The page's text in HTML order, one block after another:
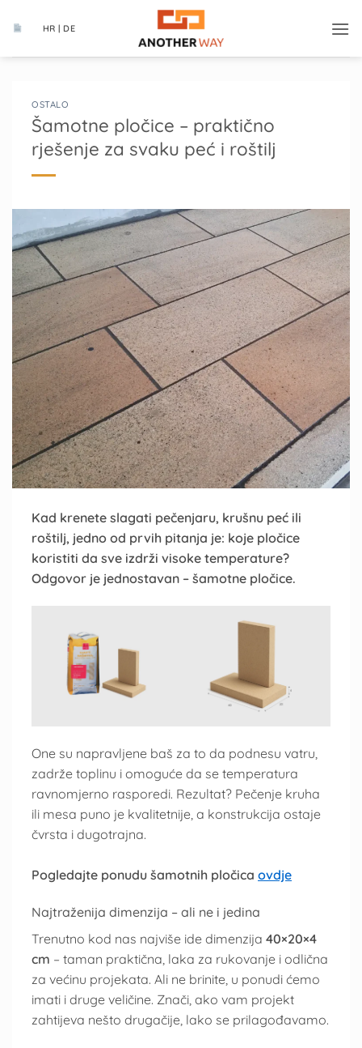
HR | DE
OSTALO
Šamotne pločice – praktično
rješenje za svaku peć i roštilj
Kad krenete slagati pečenjaru, krušnu peć ili
roštilj, jedno od prvih pitanja je: koje pločice
koristiti da sve izdrži visoke temperature?
Odgovor je jednostavan – šamotne pločice.
One su napravljene baš za to da podnesu vatru,
zadrže toplinu i omoguće da se temperatura
ravnomjerno rasporedi. Rezultat? Pečenje kruha
ili mesa puno je kvalitetnije, a konstrukcija ostaje
čvrsta i dugotrajna.
Pogledajte ponudu šamotnih pločica ovdje
Najtraženija dimenzija – ali ne i jedina
Trenutno kod nas najviše ide dimenzija 40×20×4
cm – taman praktična, laka za rukovanje i odlična
za većinu projekata. Ali ne brinite, u ponudi ćemo
imati i druge veličine. Znači, ako vam projekt
zahtijeva nešto drugačije, lako se prilagođavamo.